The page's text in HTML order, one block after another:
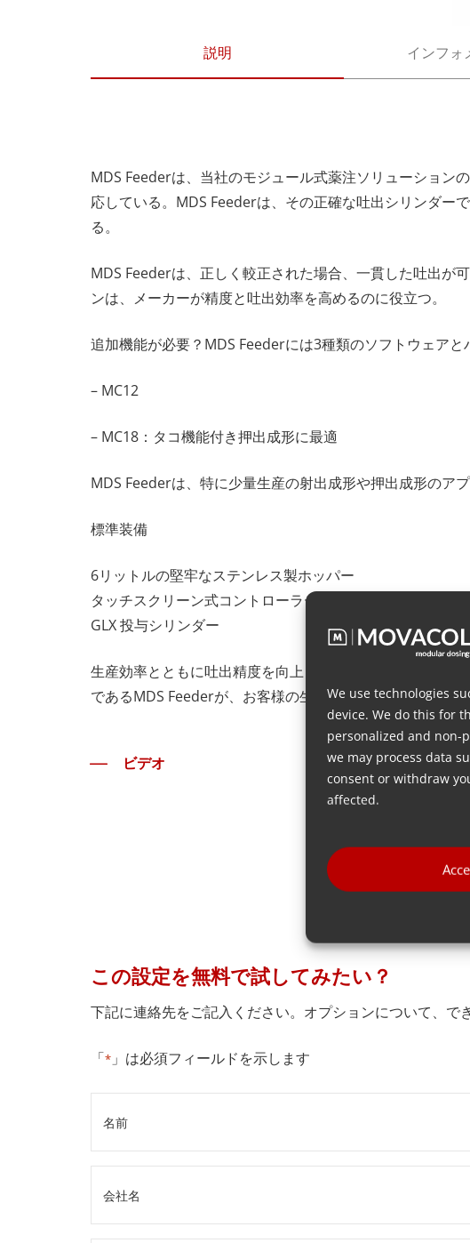
We use technologies
device. We do this for
personalized and non-
we may process data
consent or withdraw
affected.
説明 インフォ
MDS Feederは、当社のモジュール式薬注ソリューション
応している。MDS Feederは、その正確な吐出シリンダー
る。
MDS Feederは、正しく較正された場合、一貫した吐出が
ンは、メーカーが精度と吐出効率を高めるのに役立つ。
追加機能が必要？MDS Feederには3種類のソフトウェア
– MC12
– MC18：タコ機能付き押出成形に最適
MDS Feederは、特に少量生産の射出成形や押出成形のア
標準装備
6リットルの堅牢なステンレス製ホッパー
タッチスクリーン式コントローラー
GLX 投与シリンダー
生産効率とともに吐出精度を向上させる準備はできてい
であるMDS Feederが、お客様の生産工程を最適化するた
ビデオ
この設定を無料で試してみたい？
下記に連絡先をご記入ください。オプションについて、で
「* 」は必須フィールドを示します
前
*
社
名